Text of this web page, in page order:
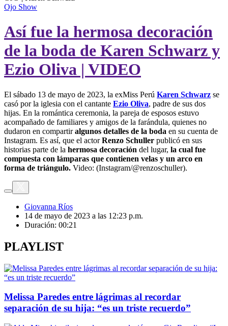
seconds
of
seconds
Ojo Show
Así fue la hermosa decoración
de la boda de Karen Schwarz y
Ezio Oliva | VIDEO
El sábado 13 de mayo de 2023, la exMiss Perú Karen Schwarz se
casó por la iglesia con el cantante Ezio Oliva, padre de sus dos
hijas. En la romántica ceremonia, la pareja de esposos estuvo
acompañado de familiares y amigos de la farándula, quienes no
dudaron en compartiralgunos detalles de la boda en su cuenta de
Instagram. Es así, que el actorRenzo Schuller publicó en sus
historias parte de la hermosa decoración del lugar, la cual fue
compuesta con lámparas que contienen velas y un arco en
forma de triángulo. Video: (Instagram/@renzoschuller).
Giovanna Ríos
14 de mayo de 2023 a las 12:23 p.m.
Duración: 00:21
PLAYLIST
Melissa Paredes entre lágrimas al recordar
separación de su hija: “es un triste recuerdo”